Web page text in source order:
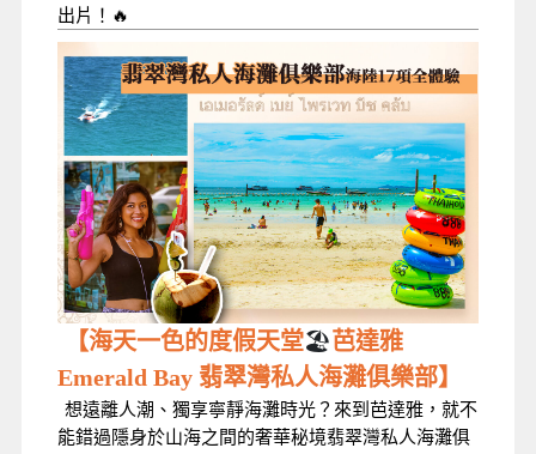
出片！ 🔥
【海天一色的度假天堂🏖️芭達雅
Emerald Bay 翡翠灣私人海灘俱樂部】
想遠離人潮、獨享寧靜海灘時光？來到芭達雅，就不
能錯過隱身於山海之間的奢華秘境翡翠灣私人海灘俱